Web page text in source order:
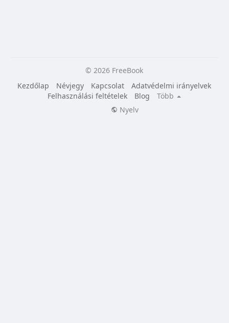
© 2026 FreeBook
Kezdőlap
Névjegy Kapcsolat
Adatvédelmi irányelvek
Felhasználási feltételek
Blog
Több
Nyelv